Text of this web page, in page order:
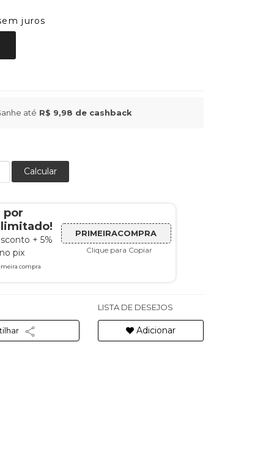
juros
até R$ 9,98 de cashback
Calcular
por
+ 5%
pix
compra
PRIMEIRACOMPRA
Clique para Copiar
LISTA DE DESEJOS
Adicionar